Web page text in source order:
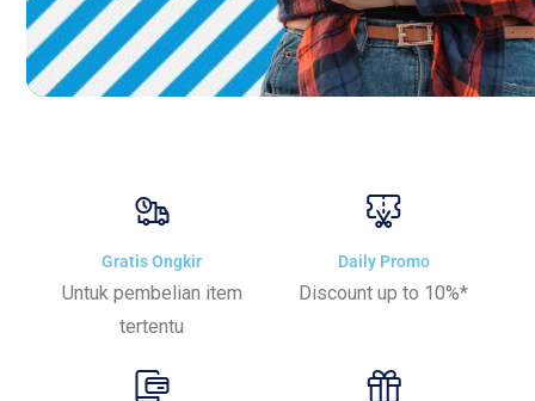
Gratis Ongkir
Untuk pembelian item
tertentu
Daily Promo
Discount up to 10%*